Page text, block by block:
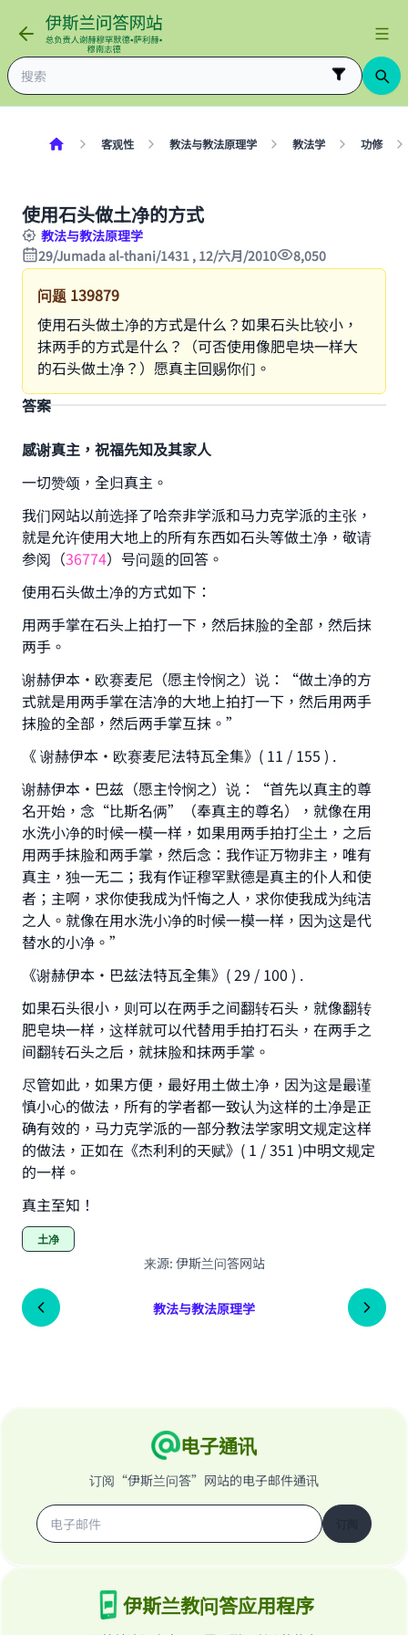
客观性 教法与教法原理学 教法学 功修
使用石头做土净的方式
教法与教法原理学
29/Jumada al-thani/1431 , 12/六月/2010
8,050
问题 139879
使用石头做土净的方式是什么？如果石头比较小，
抹两手的方式是什么？（可否使用像肥皂块一样大
的石头做土净？）愿真主回赐你们。
答案
感谢真主，祝福先知及其家人
一切赞颂，全归真主。
我们网站以前选择了哈奈非学派和马力克学派的主张，
就是允许使用大地上的所有东西如石头等做土净，敬请
参阅（36774）号问题的回答。
使用石头做土净的方式如下：
用两手掌在石头上拍打一下，然后抹脸的全部，然后抹
两手。
谢赫伊本•欧赛麦尼（愿主怜悯之）说：“做土净的方
式就是用两手掌在洁净的大地上拍打一下，然后用两手
抹脸的全部，然后两手掌互抹。”
《 谢赫伊本•欧赛麦尼法特瓦全集》( 11 / 155 ) .
谢赫伊本•巴兹（愿主怜悯之）说：“首先以真主的尊
名开始，念“比斯名俩”（奉真主的尊名），就像在用
水洗小净的时候一模一样，如果用两手拍打尘土，之后
用两手抹脸和两手掌，然后念：我作证万物非主，唯有
真主，独一无二；我有作证穆罕默德是真主的仆人和使
者；主啊，求你使我成为忏悔之人，求你使我成为纯洁
之人。就像在用水洗小净的时候一模一样，因为这是代
替水的小净。”
《谢赫伊本•巴兹法特瓦全集》( 29 / 100 ) .
如果石头很小，则可以在两手之间翻转石头，就像翻转
肥皂块一样，这样就可以代替用手拍打石头，在两手之
间翻转石头之后，就抹脸和抹两手掌。
尽管如此，如果方便，最好用土做土净，因为这是最谨
慎小心的做法，所有的学者都一致认为这样的土净是正
确有效的，马力克学派的一部分教法学家明文规定这样
的做法，正如在《杰利利的天赋》( 1 / 351 )中明文规定
的一样。
真主至知！
土净
来源: 伊斯兰问答网站
教法与教法原理学
电子通讯
订阅“伊斯兰问答”网站的电子邮件通讯
伊斯兰教问答应用程序
Make an impact on millions of lives
with your contribution today
Your support is crucial for our mission.
The Prophet (ﷺ) said:
"A person who leads others to doing what is
good will earn the same reward as those who
do it."
(MUSLIM, 1893)
Support IslamQA